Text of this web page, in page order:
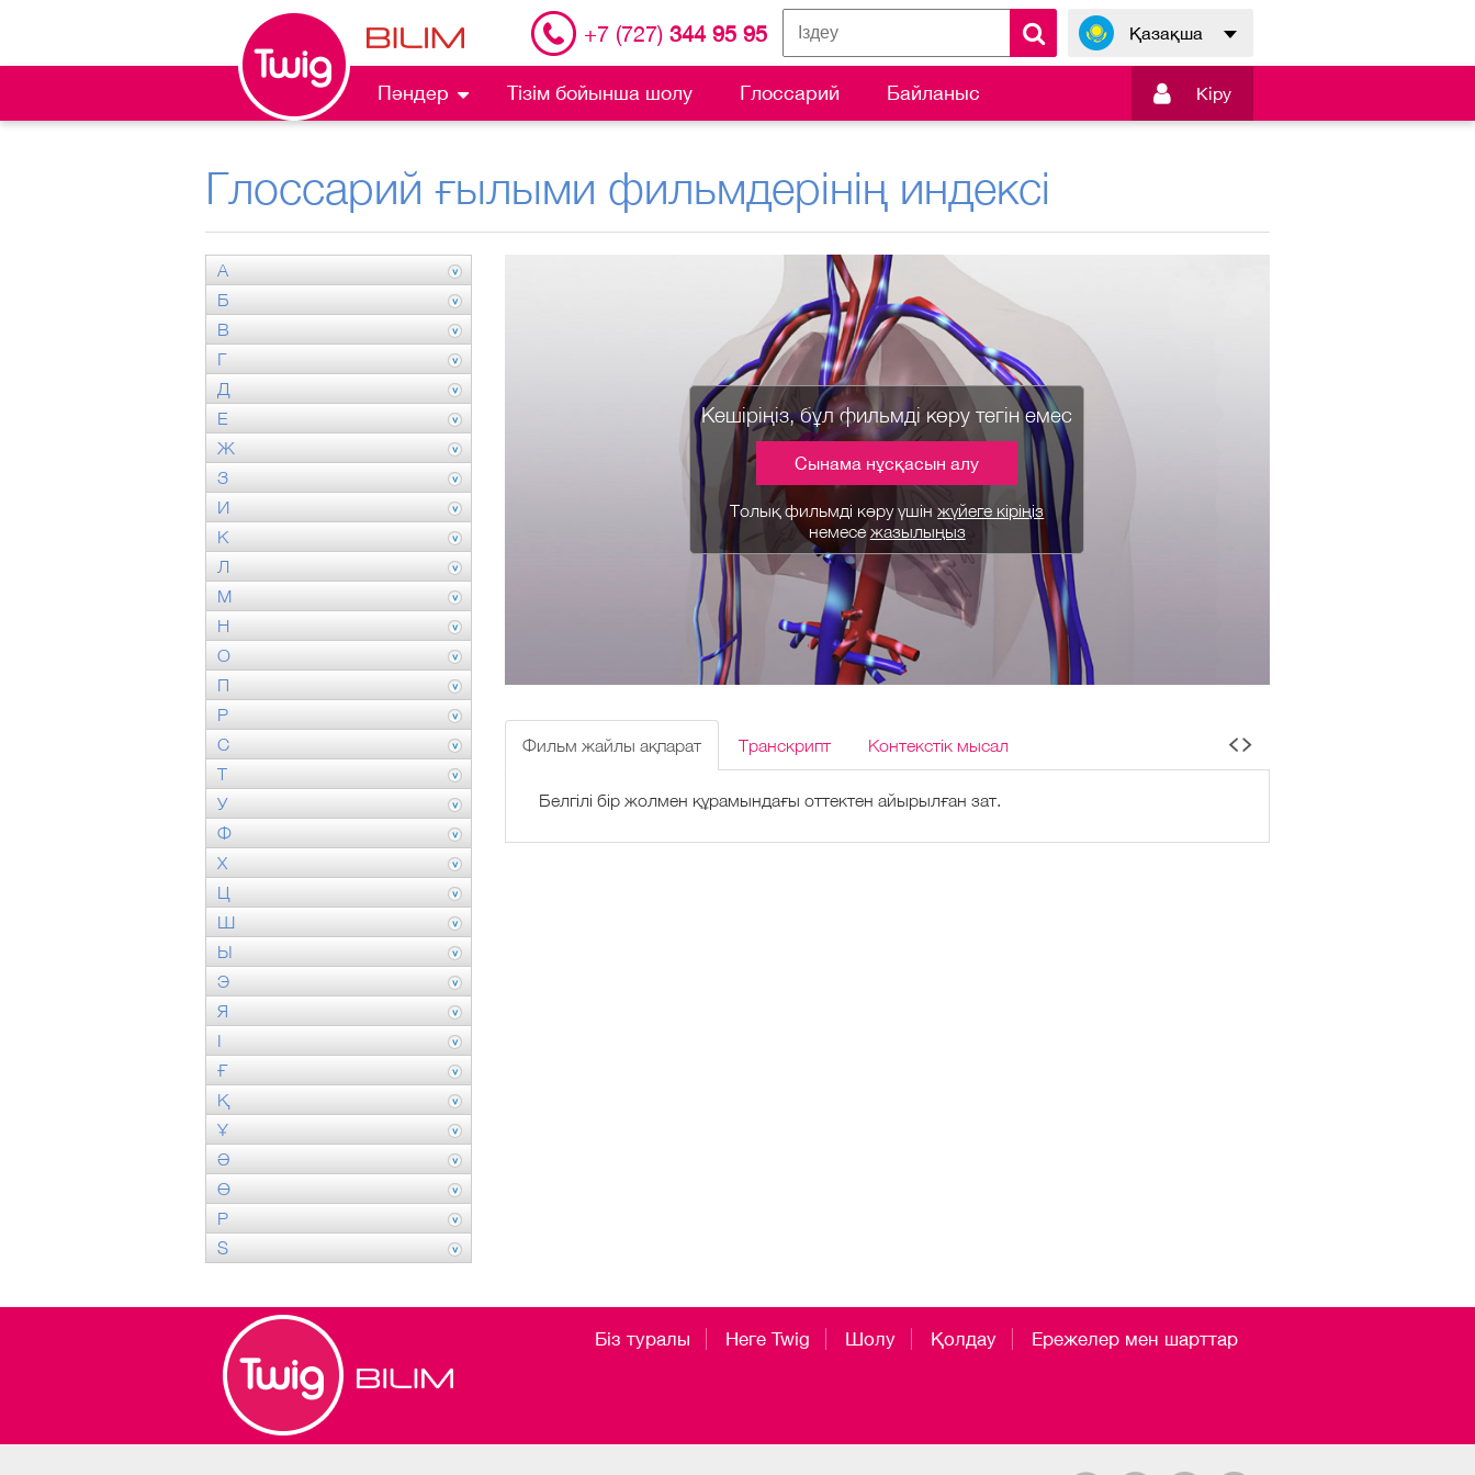
+7 (727) 344 95 95 Қазақша
Пәндер Тізім бойынша шолу Глоссарий Байланыс  Кiру
Глоссарий ғылыми фильмдерінің индексі
А
Б
В
Г
Д
Е
Ж
З
И
К
Л
М
Н
О
П
Р
С
Т
У
Ф
Х
Ц
Ш
Ы
Э
Я
І
Ғ
Қ
Ұ
Ә
Ө
P
S
Кешіріңіз, бұл фильмді көру тегін емес
Сынама нұсқасын алу
Толық фильмді көру үшінжүйеге кіріңіз
немесе жазылыңыз
Фильм жайлы ақпарат Транскрипт Контекстік мысал
Белгілі бір жолмен құрамындағы оттектен айырылған зат.
Біз туралы Неге Twig Шолу Қолдау Ережелер мен шарттар